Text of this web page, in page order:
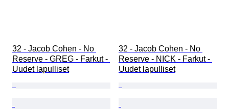
32 - Jacob Cohen - No
Reserve - GREG - Farkut -
Uudet lapulliset
32 - Jacob Cohen - No
Reserve - NICK - Farkut -
Uudet lapulliset